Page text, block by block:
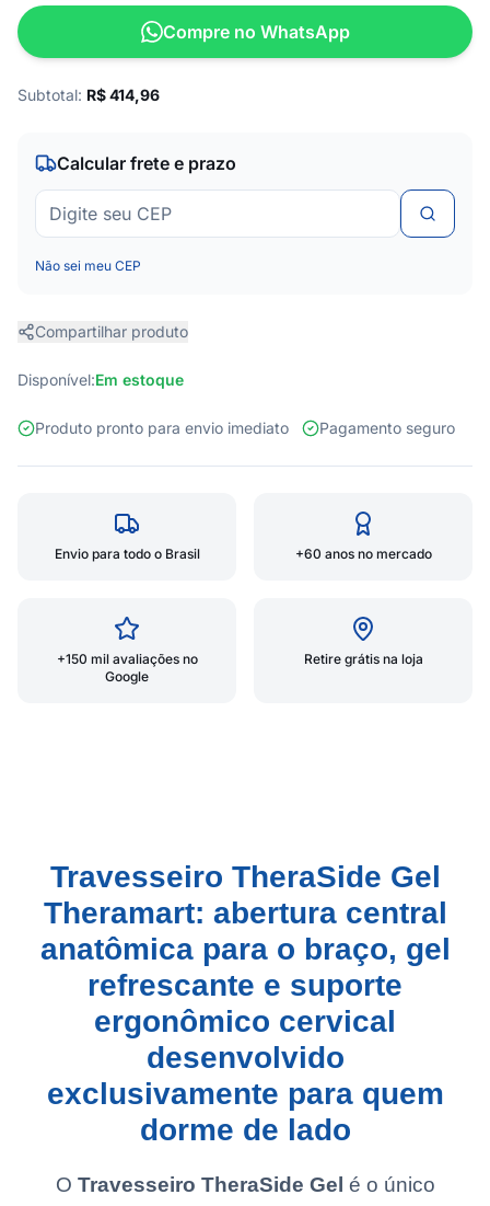
Compre no WhatsApp
Subtotal: R$414,96
Calcular frete e prazo
Não sei meu CEP
Compartilhar produto
Disponível:Em estoque
Produto pronto para envio imediato Pagamento seguro
Envio para todo o Brasil +60 anos no mercado
+150 mil avaliações no
Google
Retire grátis na loja
Travesseiro TheraSide Gel
Theramart: abertura central
anatômica para o braço, gel
refrescante e suporte
ergonômico cervical
desenvolvido
exclusivamente para quem
dorme de lado
O Travesseiro TheraSide Gel é o único